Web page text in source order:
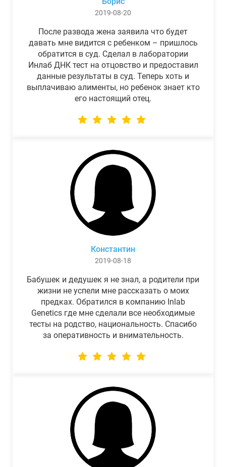
2019-08-20
После развода жена заявила что будет
давать мне видится с ребенком – пришлось
обратится в суд. Сделал в лаборатории
Инлаб ДНК тест на отцовство и предоставил
данные результаты в суд. Теперь хоть и
выплачиваю алименты, но ребенок знает кто
его настоящий отец.
Константин
2019-08-18
Бабушек и дедушек я не знал, а родители при
жизни не успели мне рассказать о моих
предках. Обратился в компанию Inlab
Genetics где мне сделали все необходимые
тесты на родство, национальность. Спасибо
за оперативность и внимательность.